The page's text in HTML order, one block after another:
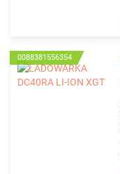
0088381556354